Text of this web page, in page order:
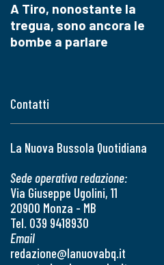
Contatti
La Nuova Bussola Quotidiana
Sede operativa redazione:
Via Giuseppe Ugolini, 11
20900 Monza - MB
Tel. 039 9418930
Email
redazione@lanuovabq.it
A Tiro, nonostante la
tregua, sono ancora le
bombe a parlare